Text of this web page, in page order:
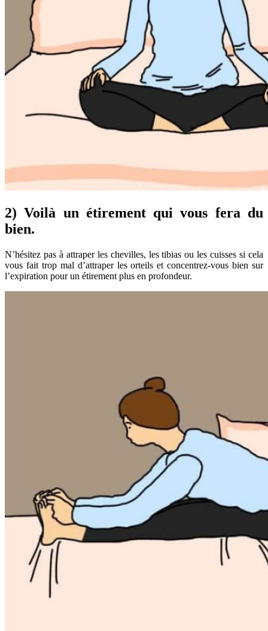
2) Voilà un étirement qui vous fera du
bien.
N’hésitez pas à attraper les chevilles, les tibias ou les cuisses si cela
vous fait trop mal d’attraper les orteils et concentrez-vous bien sur
l’expiration pour un étirement plus en profondeur.